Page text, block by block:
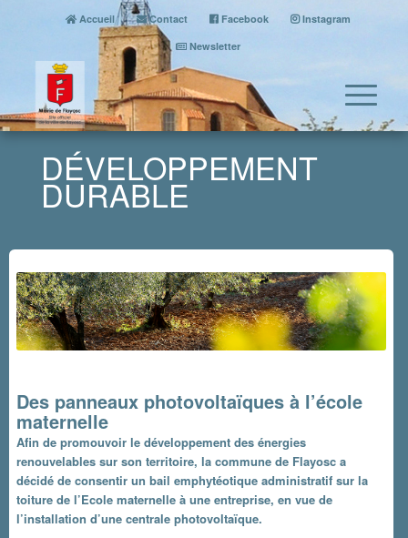
Accueil Contact Facebook
Instagram
Newsletter
DÉVELOPPEMENT
DURABLE
Des panneaux photovoltaïques à l’école
maternelle
Afin de promouvoir le développement des énergies
renouvelables sur son territoire, la commune de Flayosc a
décidé de consentir un bail emphytéotique administratif sur la
toiture de l’Ecole maternelle à une entreprise, en vue de
l’installation d’une centrale photovoltaïque.